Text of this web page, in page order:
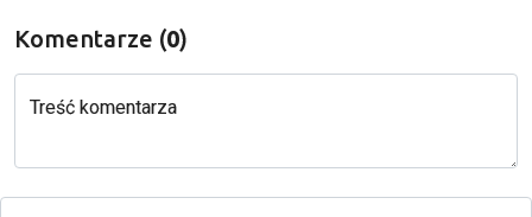
Komentarze (0)
Treść komentarza